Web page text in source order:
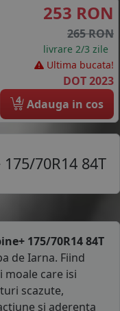
253 RON
265 RON
livrare 2/3 zile
Ultima bucata!
DOT 2023
4 Adauga in cos
70R14 84T
175/70R14 84T
de Iarna. Fiind
care isi
scazute,
si aderenta